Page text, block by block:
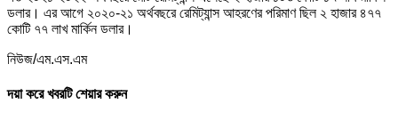
ডলার। এর আগে ২০২০-২১ অর্থবছরে রেমিট্যান্স আহরণের পরিমাণ ছিল ২ হাজার ৪৭৭
কোটি ৭৭ লাখ মার্কিন ডলার।
নিউজ/এম.এস.এম
দয়া করে খবরটি শেয়ার করুন